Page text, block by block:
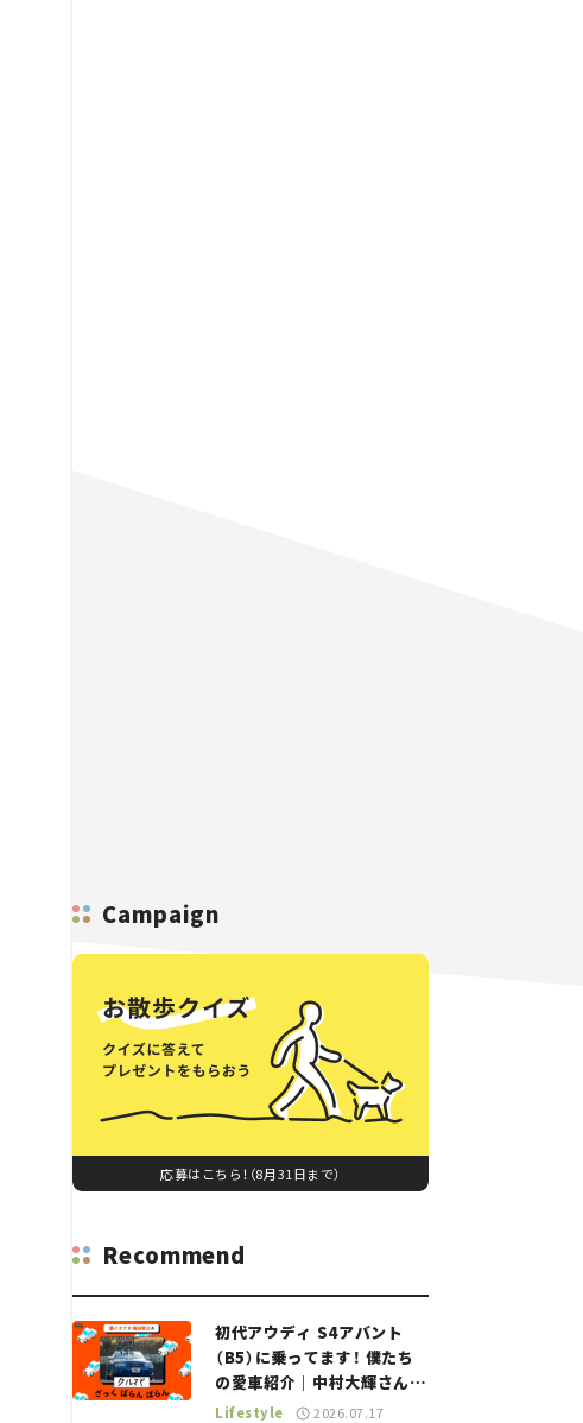
Campaign
応募はこちら！（8月31日まで）
Recommend
初代アウディ S4アバント
（B5）に乗ってます！ 僕たち
の愛車紹介｜中村大輝さん
——瀬イオナと嶋田智之の
Lifestyle 2026.07.17